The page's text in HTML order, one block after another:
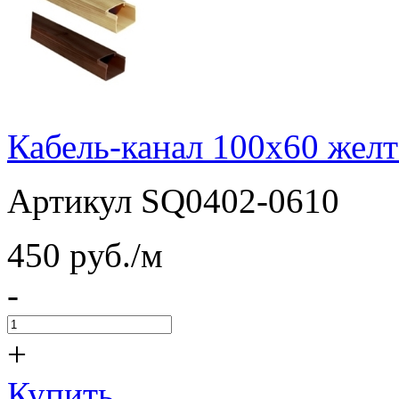
Кабель-канал 100х60
Артикул SQ0402-0610
450 pуб./м
-
+